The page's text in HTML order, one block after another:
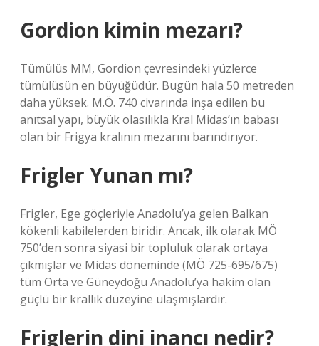
Gordion kimin mezarı?
Tümülüs MM, Gordion çevresindeki yüzlerce
tümülüsün en büyüğüdür. Bugün hala 50 metreden
daha yüksek. M.Ö. 740 civarında inşa edilen bu
anıtsal yapı, büyük olasılıkla Kral Midas’ın babası
olan bir Frigya kralının mezarını barındırıyor.
Frigler Yunan mı?
Frigler, Ege göçleriyle Anadolu’ya gelen Balkan
kökenli kabilelerden biridir. Ancak, ilk olarak MÖ
750’den sonra siyasi bir topluluk olarak ortaya
çıkmışlar ve Midas döneminde (MÖ 725-695/675)
tüm Orta ve Güneydoğu Anadolu’ya hakim olan
güçlü bir krallık düzeyine ulaşmışlardır.
Friglerin dini inancı nedir?